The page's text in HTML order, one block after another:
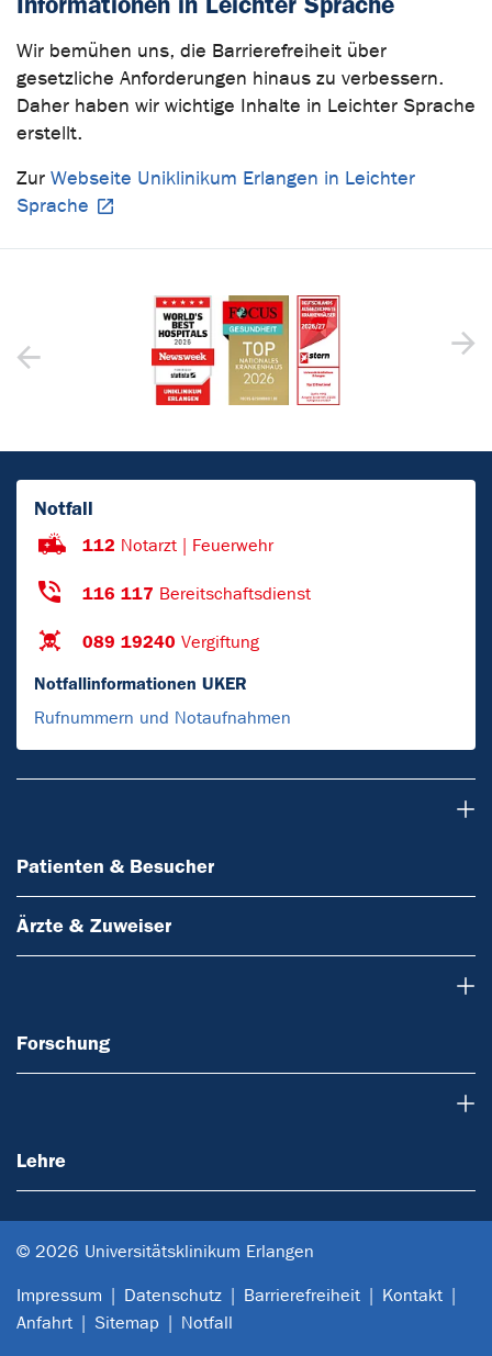
Wir bemühen uns, die Barrierefreiheit über
gesetzliche Anforderungen hinaus zu verbessern.
Daher haben wir wichtige Inhalte in Leichter Sprache
erstellt.
Zur Webseite Uniklinikum Erlangen in Leichter
Sprache
Notfall
112 Notarzt | Feuerwehr
116 117 Bereitschaftsdienst
089 19240 Vergiftung
Notfallinformationen UKER
Rufnummern und Notaufnahmen
Patienten & Besucher
Ärzte & Zuweiser
Forschung
Lehre
© 2026 Universitätsklinikum Erlangen
Impressum Datenschutz Barrierefreiheit
Kontakt
Anfahrt
Sitemap Notfall